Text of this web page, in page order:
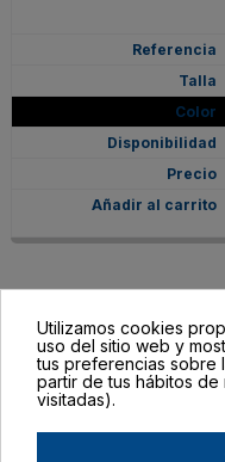
Utilizamos cookies
uso del sitio web y
tus preferencias sobre
partir de tus hábitos
visitadas).